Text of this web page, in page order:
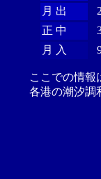
月 出
正 中
月 入
ここでの情報
各港の潮汐調